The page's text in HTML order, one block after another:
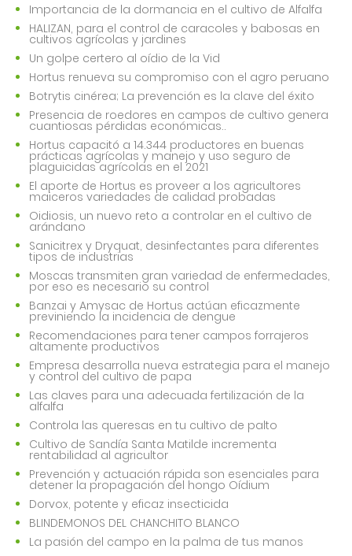
Importancia de la dormancia en el cultivo de Alfalfa
HALIZAN, para el control de caracoles y babosas en
cultivos agrícolas y jardines
Un golpe certero al oídio de la Vid
Hortus renueva su compromiso con el agro peruano
Botrytis cinérea; La prevención es la clave del éxito
Presencia de roedores en campos de cultivo genera
cuantiosas pérdidas económicas..
Hortus capacitó a 14.344 productores en buenas
prácticas agrícolas y manejo y uso seguro de
plaguicidas agrícolas en el 2021
El aporte de Hortus es proveer a los agricultores
maiceros variedades de calidad probadas
Oidiosis, un nuevo reto a controlar en el cultivo de
arándano
Sanicitrex y Dryquat, desinfectantes para diferentes
tipos de industrias
Moscas transmiten gran variedad de enfermedades,
por eso es necesario su control
Banzai y Amysac de Hortus actúan eficazmente
previniendo la incidencia de dengue
Recomendaciones para tener campos forrajeros
altamente productivos
Empresa desarrolla nueva estrategia para el manejo
y control del cultivo de papa
Las claves para una adecuada fertilización de la
alfalfa
Controla las queresas en tu cultivo de palto
Cultivo de Sandía Santa Matilde incrementa
rentabilidad al agricultor
Prevención y actuación rápida son esenciales para
detener la propagación del hongo Oídium
Dorvox, potente y eficaz insecticida
BLINDEMONOS DEL CHANCHITO BLANCO
La pasión del campo en la palma de tus manos